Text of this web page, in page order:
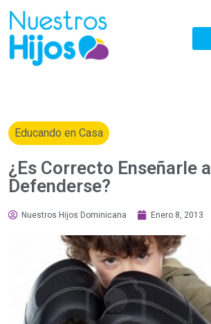
Educando en Casa
¿Es Correcto Enseñarle a
Defenderse?
Nuestros Hijos Dominicana Enero 8, 2013